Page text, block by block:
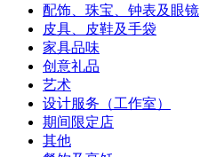
配饰、珠宝、钟表及眼镜
皮具、皮鞋及手袋
家具品味
创意礼品
艺术
设计服务（工作室）
期间限定店
其他